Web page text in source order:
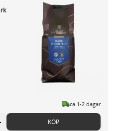
ca 1-2 dagar
KÖP